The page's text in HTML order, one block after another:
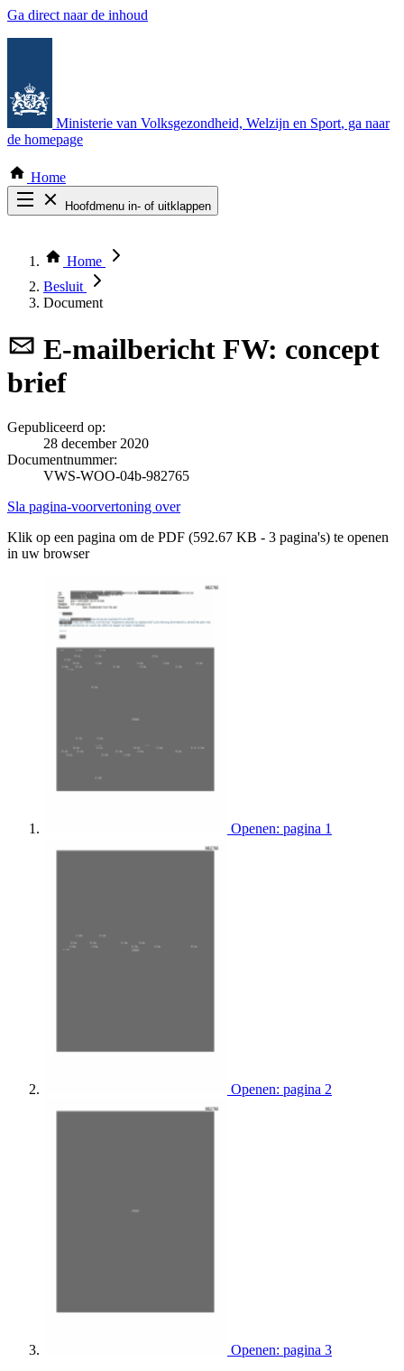
Ga direct naar de inhoud
Ministerie van Volksgezondheid, Welzijn en Sport, ga naar
de homepage
Home
Hoofdmenu in- of uitklappen
Thema COVID-19
Bekijk per bestuursorgaan
Home
Besluit
Document
E-mailbericht FW: concept
brief
Gepubliceerd op:
28 december 2020
Documentnummer:
VWS-WOO-04b-982765
Sla pagina-voorvertoning over
Klik op een pagina om de PDF (592.67 KB - 3 pagina's) te openen
in uw browser
Openen: pagina 1
Openen: pagina 2
Openen: pagina 3